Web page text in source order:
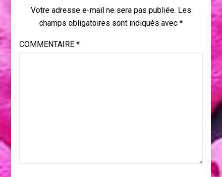
Votre adresse e-mail ne sera pas publiée. Les
champs obligatoires sont indiqués avec *
COMMENTAIRE *